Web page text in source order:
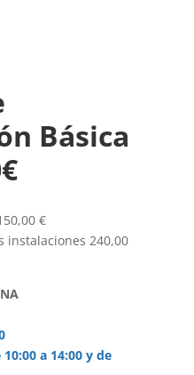
Básica
€
instalaciones 240,00
a 14:00 y de